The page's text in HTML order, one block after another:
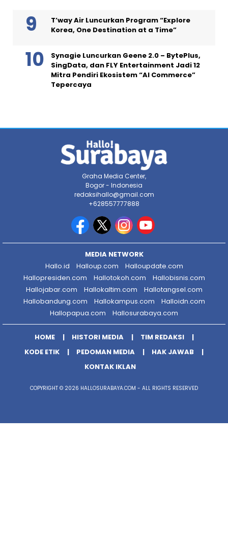
T’way Air Luncurkan Program “Explore
Korea, One Destination at a Time”
Synagie Luncurkan Geene 2.0 – BytePlus,
SingData, dan FLY Entertainment Jadi 12
Mitra Pendiri Ekosistem “AI Commerce”
Tepercaya
Graha Media Center,
Bogor - Indonesia
redaksihallo@gmail.com
+628557777888
MEDIA NETWORK
Hallo.id
Halloup.com
Halloupdate.com
Hallopresiden.com
Hallotokoh.com
Hallobisnis.com
Hallojabar.com
Hallokaltim.com
Hallotangsel.com
Hallobandung.com
Hallokampus.com
Halloidn.com
Hallopapua.com
Hallosurabaya.com
HOME HISTORI MEDIA
TIM REDAKSI
KODE ETIK
PEDOMAN MEDIA
HAK JAWAB
KONTAK IKLAN
COPYRIGHT © 2026 HALLOSURABAYA.COM - ALL RIGHTS RESERVED